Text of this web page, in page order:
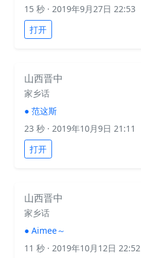
15 秒 · 2019年9月27日 22:53
打开
山西晋中
家乡话
● 范这斯
23 秒 · 2019年10月9日 21:11
打开
山西晋中
家乡话
● Aimee～
11 秒 · 2019年10月12日 22:52